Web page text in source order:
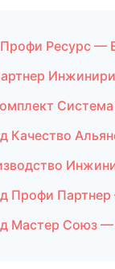
Ресурс —
Качество
Профи
Мастер Союз